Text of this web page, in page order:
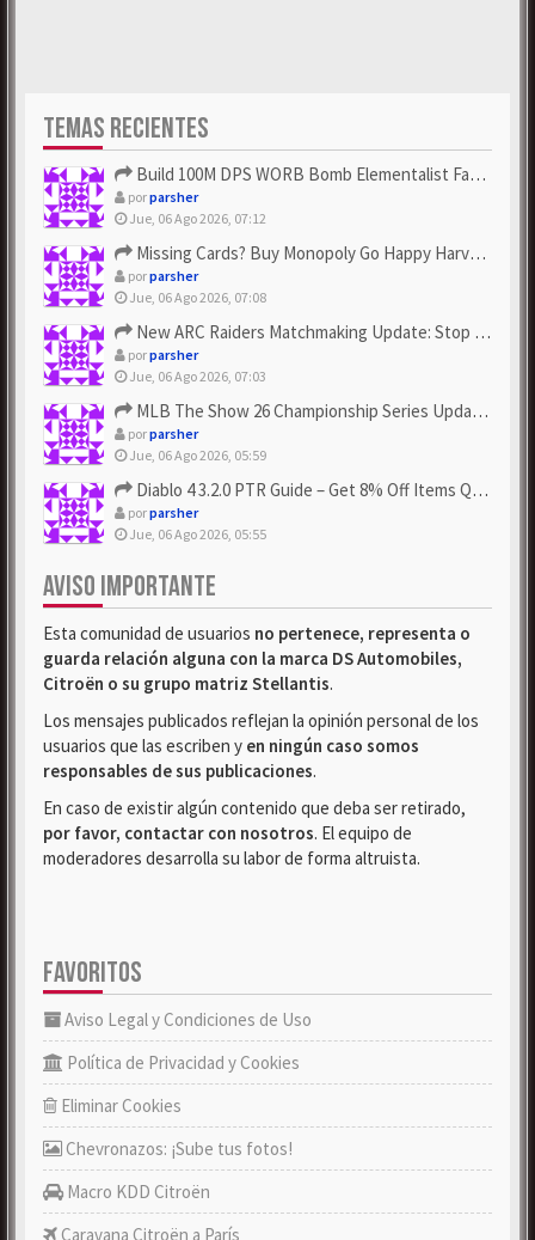
TEMAS RECIENTES
Build 100M DPS WORB Bomb Elementalist Fast - Grab POE Curren...
porparsher
Jue, 06 Ago 2026, 07:12
Missing Cards? Buy Monopoly Go Happy Harvest with Looney Tun...
porparsher
Jue, 06 Ago 2026, 07:08
New ARC Raiders Matchmaking Update: Stop Failed - Grab Bluep...
porparsher
Jue, 06 Ago 2026, 07:03
MLB The Show 26 Championship Series Update! Get Cheap & ...
porparsher
Jue, 06 Ago 2026, 05:59
Diablo 4 3.2.0 PTR Guide – Get 8% Off Items Quickly to Test ...
porparsher
Jue, 06 Ago 2026, 05:55
AVISO IMPORTANTE
Esta comunidad de usuarios no pertenece, representa o
guarda relación alguna con la marca DS Automobiles,
Citroën o su grupo matriz Stellantis.
Los mensajes publicados reflejan la opinión personal de los
usuarios que las escriben y en ningún caso somos
responsables de sus publicaciones.
En caso de existir algún contenido que deba ser retirado,
por favor, contactar con nosotros. El equipo de
moderadores desarrolla su labor de forma altruista.
FAVORITOS
Aviso Legal y Condiciones de Uso
Política de Privacidad y Cookies
Eliminar Cookies
Chevronazos: ¡Sube tus fotos!
Macro KDD Citroën
Caravana Citroën a París